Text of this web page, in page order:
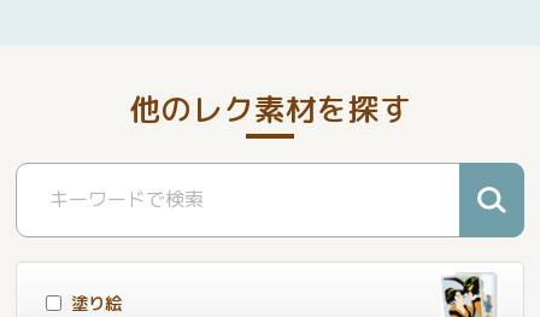
他のレク素材を探す
塗り絵